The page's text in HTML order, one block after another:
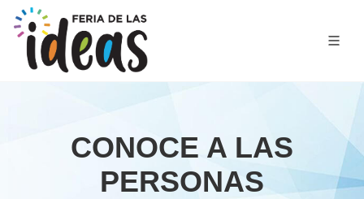
CONOCE A LAS
PERSONAS